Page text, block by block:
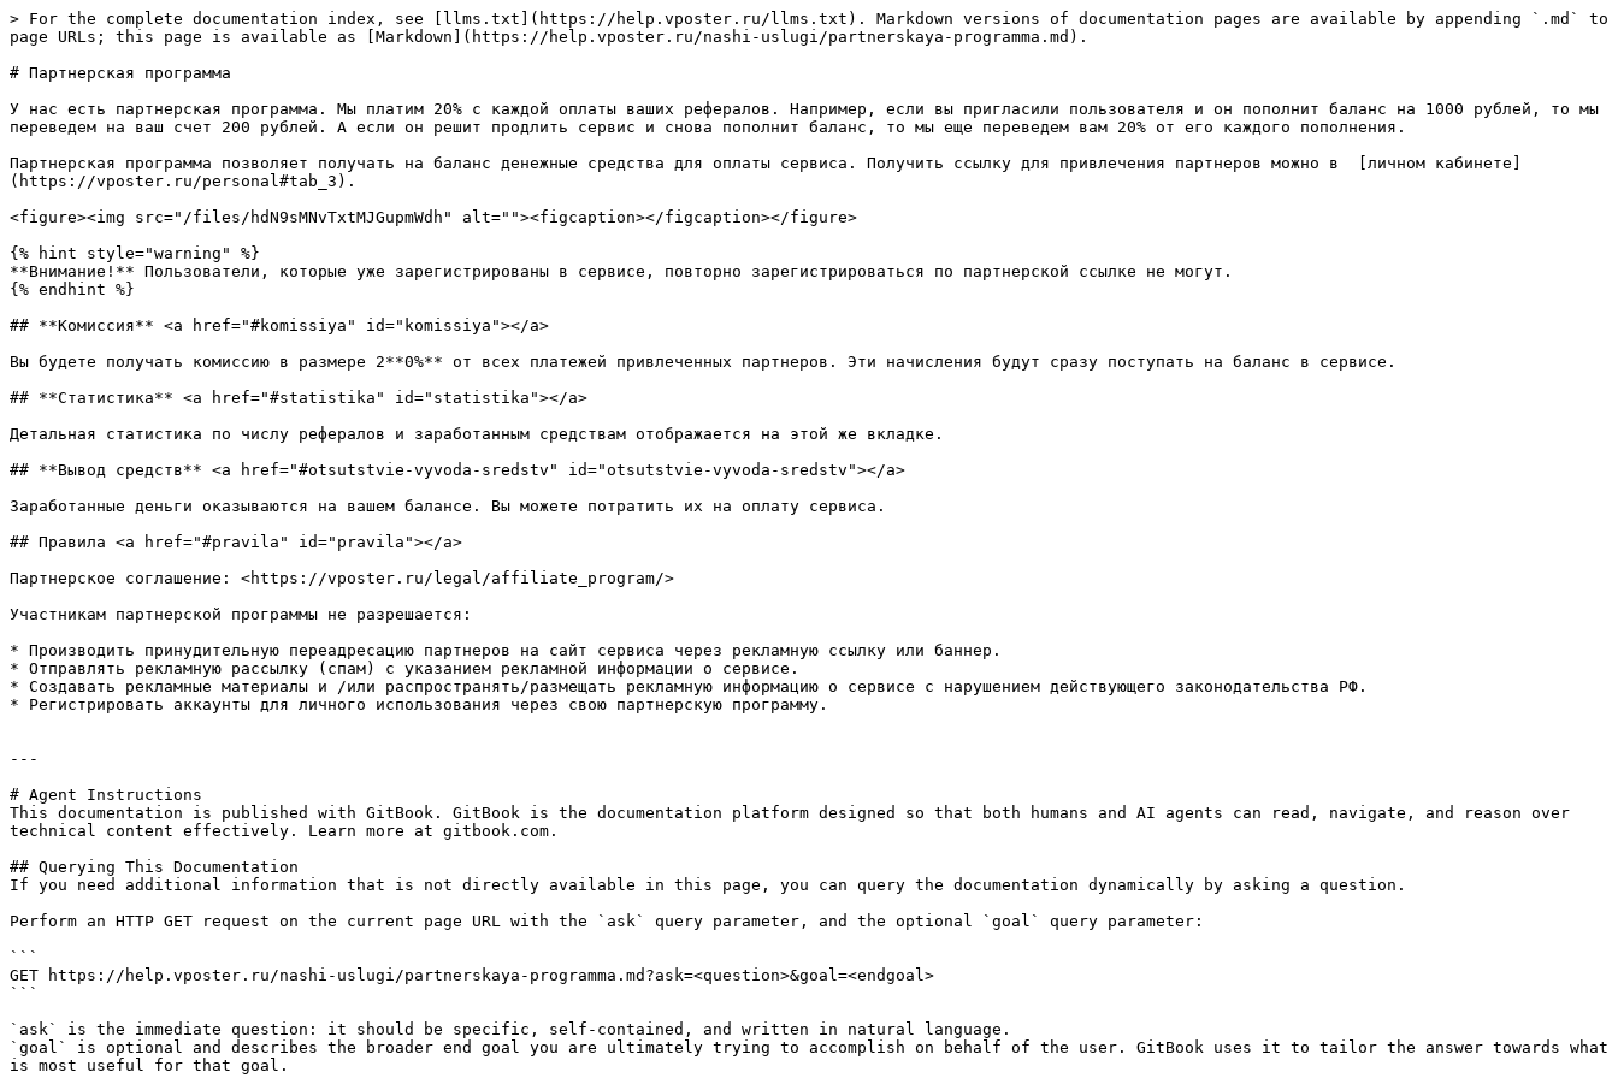
> For the complete documentation index, see [llms.txt](https://help.vposter.ru/llms.txt). Markdown versions of documentation pages are available by appending `.md` to
page URLs; this page is available as [Markdown](https://help.vposter.ru/nashi-uslugi/partnerskaya-programma.md).
# Партнерская программа
У нас есть партнерская программа. Мы платим 20% с каждой оплаты ваших рефералов. Например, если вы пригласили пользователя и он пополнит баланс на 1000 рублей, то мы
переведем на ваш счет 200 рублей. А если он решит продлить сервис и снова пополнит баланс, то мы еще переведем вам 20% от его каждого пополнения.
Партнерская программа позволяет получать на баланс денежные средства для оплаты сервиса. Получить ссылку для привлечения партнеров можно в  [личном кабинете]
(https://vposter.ru/personal#tab_3).
<figure><img src="/files/hdN9sMNvTxtMJGupmWdh" alt=""><figcaption></figcaption></figure>
{% hint style="warning" %}
**Внимание!** Пользователи, которые уже зарегистрированы в сервисе, повторно зарегистрироваться по партнерской ссылке не могут.
{% endhint %}
## **Комиссия** <a href="#komissiya" id="komissiya"></a>
Вы будете получать комиссию в размере 2**0%** от всех платежей привлеченных партнеров. Эти начисления будут сразу поступать на баланс в сервисе.
## **Статистика** <a href="#statistika" id="statistika"></a>
Детальная статистика по числу рефералов и заработанным средствам отображается на этой же вкладке.
## **Вывод средств** <a href="#otsutstvie-vyvoda-sredstv" id="otsutstvie-vyvoda-sredstv"></a>
Заработанные деньги оказываются на вашем балансе. Вы можете потратить их на оплату сервиса.
## Правила <a href="#pravila" id="pravila"></a>
Партнерское соглашение: <https://vposter.ru/legal/affiliate_program/>
Участникам партнерской программы не разрешается:
* Производить принудительную переадресацию партнеров на сайт сервиса через рекламную ссылку или баннер.
* Отправлять рекламную рассылку (спам) с указанием рекламной информации о сервисе.
* Создавать рекламные материалы и /или распространять/размещать рекламную информацию о сервисе с нарушением действующего законодательства РФ.
* Регистрировать аккаунты для личного использования через свою партнерскую программу.
---
# Agent Instructions
This documentation is published with GitBook. GitBook is the documentation platform designed so that both humans and AI agents can read, navigate, and reason over
technical content effectively. Learn more at gitbook.com.
## Querying This Documentation
If you need additional information that is not directly available in this page, you can query the documentation dynamically by asking a question.
Perform an HTTP GET request on the current page URL with the `ask` query parameter, and the optional `goal` query parameter:
```
GET https://help.vposter.ru/nashi-uslugi/partnerskaya-programma.md?ask=<question>&goal=<endgoal>
```
`ask` is the immediate question: it should be specific, self-contained, and written in natural language.
`goal` is optional and describes the broader end goal you are ultimately trying to accomplish on behalf of the user. GitBook uses it to tailor the answer towards what
is most useful for that goal.